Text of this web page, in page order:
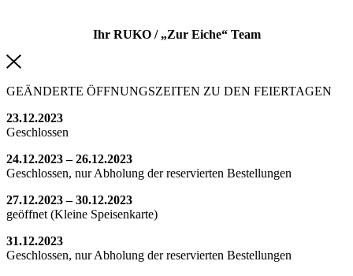
Ihr RUKO / „Zur Eiche“ Team
GEÄNDERTE ÖFFNUNGSZEITEN ZU DEN FEIERTAGEN
23.12.2023
Geschlossen
24.12.2023 – 26.12.2023
Geschlossen, nur Abholung der reservierten Bestellungen
27.12.2023 – 30.12.2023
geöffnet (Kleine Speisenkarte)
31.12.2023
Geschlossen, nur Abholung der reservierten Bestellungen